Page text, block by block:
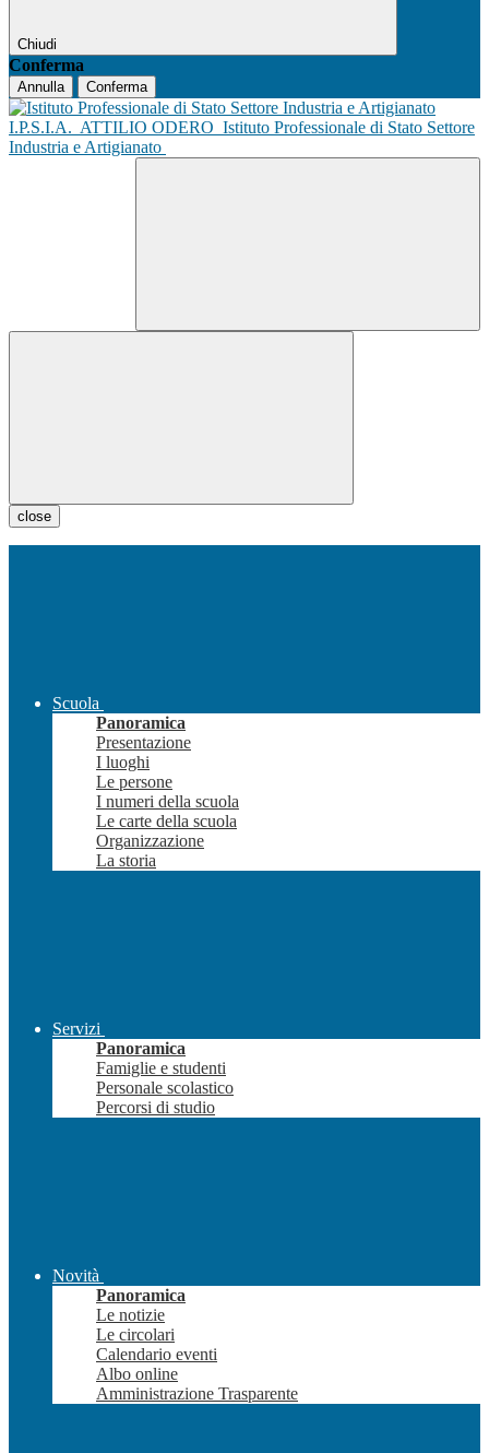
Chiudi
Conferma
Annulla Conferma
I.P.S.I.A. ATTILIO ODERO Istituto Professionale di Stato Settore
Industria e Artigianato
close
Scuola
Panoramica
Presentazione
I luoghi
Le persone
I numeri della scuola
Le carte della scuola
Organizzazione
La storia
Servizi
Panoramica
Famiglie e studenti
Personale scolastico
Percorsi di studio
Novità
Panoramica
Le notizie
Le circolari
Calendario eventi
Albo online
Amministrazione Trasparente